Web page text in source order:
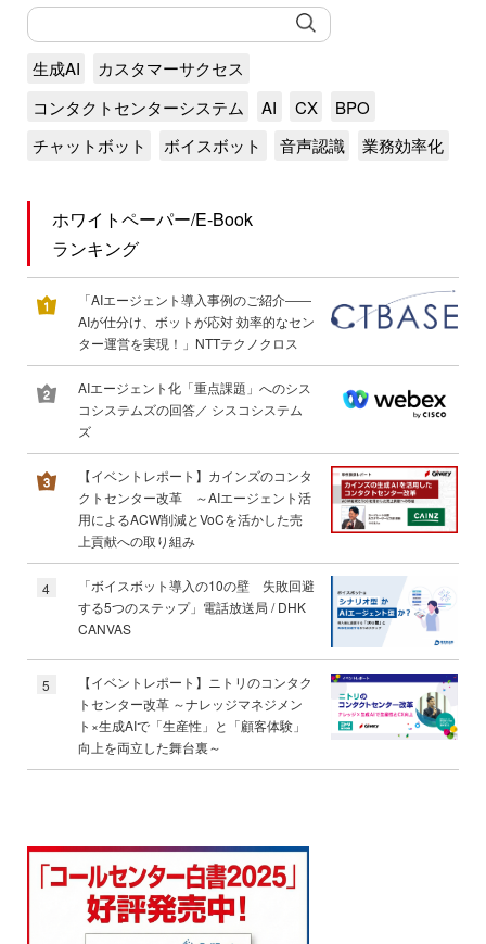
生成AI
カスタマーサクセス
コンタクトセンターシステム
AI CX
BPO
チャットボット
ボイスボット 音声認識 業務効率化
ホワイトペーパー/E-Book
ランキング
「AIエージェント導入事例のご紹介――
AIが仕分け、ボットが応対 効率的なセン
ター運営を実現！」NTTテクノクロス
AIエージェント化「重点課題」へのシス
コシステムズの回答／ シスコシステム
ズ
【イベントレポート】カインズのコンタ
クトセンター改革 ～AIエージェント活
用によるACW削減とVoCを活かした売
上貢献への取り組み
4
「ボイスボット導入の10の壁 失敗回避
する5つのステップ」電話放送局 / DHK
CANVAS
5
【イベントレポート】ニトリのコンタク
トセンター改革 ～ナレッジマネジメン
ト×生成AIで「生産性」と「顧客体験」
向上を両立した舞台裏～